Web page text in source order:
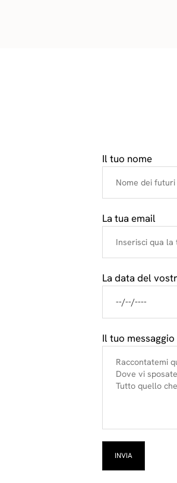
Il tuo nome
La tua email
La data del
Il tuo messaggio